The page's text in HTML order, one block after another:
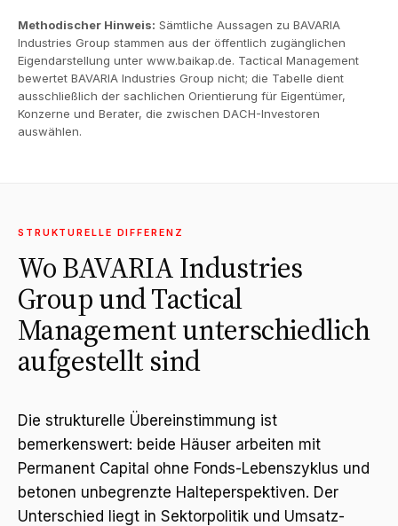
Methodischer Hinweis: Sämtliche Aussagen zu BAVARIA
Industries Group stammen aus der öffentlich zugänglichen
Eigendarstellung unter www.baikap.de. Tactical Management
bewertet BAVARIA Industries Group nicht; die Tabelle dient
ausschließlich der sachlichen Orientierung für Eigentümer,
Konzerne und Berater, die zwischen DACH-Investoren
auswählen.
STRUKTURELLE DIFFERENZ
Wo BAVARIA Industries
Group und Tactical
Management unterschiedlich
aufgestellt sind
Die strukturelle Übereinstimmung ist
bemerkenswert: beide Häuser arbeiten mit
Permanent Capital ohne Fonds-Lebenszyklus und
betonen unbegrenzte Halteperspektiven. Der
Unterschied liegt in Sektorpolitik und Umsatz­